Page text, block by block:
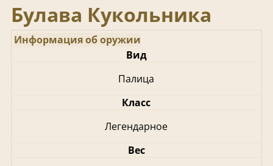
Булава Кукольника
Информация об оружии
Вид
Палица
Класс
Легендарное
Вес